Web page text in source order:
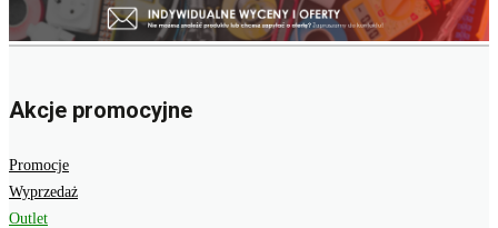
Akcje promocyjne
Promocje
Wyprzedaż
Outlet